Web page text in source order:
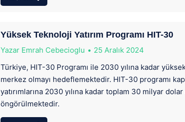
Yüksek Teknoloji Yatırım Programı HIT-30
Yazar Emrah Cebecioglu
25 Aralık 2024
Türkiye, HIT-30 Programı ile 2030 yılına kadar
merkez olmayı hedeflemektedir. HIT-30 programı
yatırımlarına 2030 yılına kadar toplam 30 milyar
öngörülmektedir.